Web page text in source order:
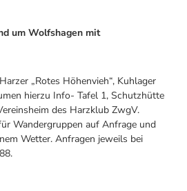
um Wolfshagen mit
„Rotes Höhenvieh“, Kuhlager
hierzu Info- Tafel 1, Schutzhütte
des Harzklub ZwgV.
Wandergruppen auf Anfrage und
Wetter. Anfragen jeweils bei